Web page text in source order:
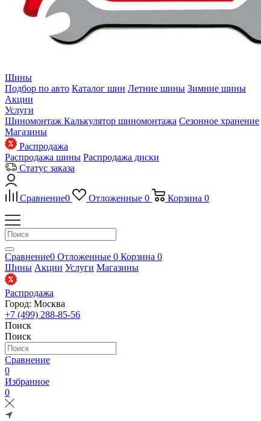
Шины
Подбор по авто Каталог шин Летние шины Зимние шины
Акции
Услуги
Шиномонтаж Калькулятор шиномонтажа Сезонное хранение
Магазины
Распродажа
Распродажа шины Распродажа диски
Статус заказа
Сравнение0 Отложенные 0 Корзина 0
Сравнение0 Отложенные 0 Корзина 0
Шины Акции Услуги Магазины
Распродажа
Город: Москва
+7 (499) 288-85-56
Поиск
Поиск
Сравнение
0
Избранное
0